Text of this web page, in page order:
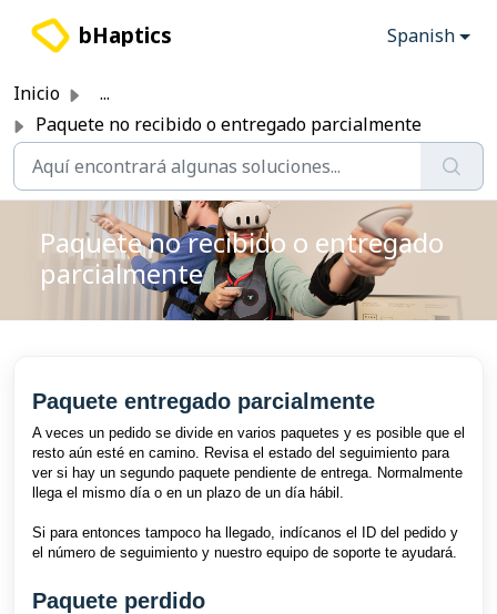
bHaptics Spanish
Inicio
...
Paquete no recibido o entregado parcialmente
Paquete no recibido o entregado
parcialmente
Paquete entregado parcialmente
A veces un pedido se divide en varios paquetes y es posible que el
resto aún esté en camino. Revisa el estado del seguimiento para
ver si hay un segundo paquete pendiente de entrega. Normalmente
llega el mismo día o en un plazo de un día hábil.
Si para entonces tampoco ha llegado, indícanos el ID del pedido y
el número de seguimiento y nuestro equipo de soporte te ayudará.
Paquete perdido